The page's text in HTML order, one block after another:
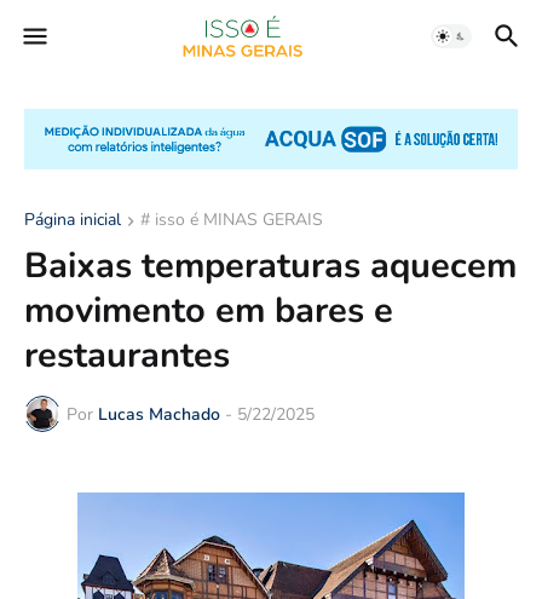
Página inicial # isso é MINAS GERAIS
Baixas temperaturas aquecem
movimento em bares e
restaurantes
Por Lucas Machado - 5/22/2025